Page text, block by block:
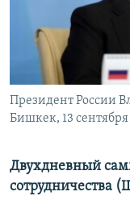
Президент России
Бишкек, 13 сентября
Двухдневный
сотрудничества